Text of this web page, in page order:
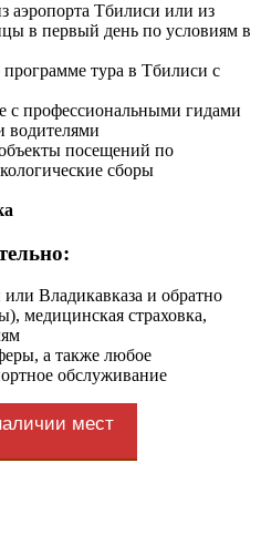
аэропорта Тбилиси или из
в первый день по условиям в
тура в Тбилиси с
с профессиональными гидами
водителями
посещений по
сборы
Владикавказа и обратно
медицинская страховка,
а также любое
обслуживание
мест